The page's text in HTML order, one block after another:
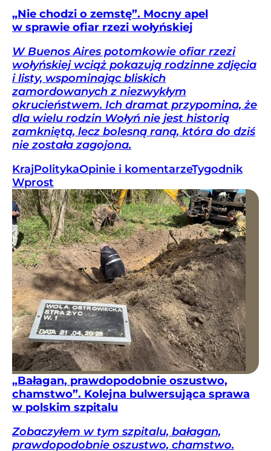
„Nie chodzi o zemstę”. Mocny apel
w sprawie ofiar rzezi wołyńskiej
W Buenos Aires potomkowie ofiar rzezi
wołyńskiej wciąż pokazują rodzinne zdjęcia
i listy, wspominając bliskich
zamordowanych z niezwykłym
okrucieństwem. Ich dramat przypomina, że
dla wielu rodzin Wołyń nie jest historią
zamkniętą, lecz bolesną raną, która do dziś
nie została zagojona.
KrajPolitykaOpinie i komentarzeTygodnik
Wprost
„Bałagan, prawdopodobnie oszustwo,
chamstwo”. Kolejna bulwersująca sprawa
w polskim szpitalu
Zobaczyłem w tym szpitalu, bałagan,
prawdopodobnie oszustwo, chamstwo.